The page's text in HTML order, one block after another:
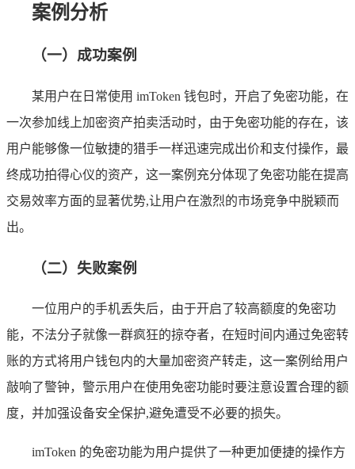
案例分析
（一）成功案例
某用户在日常使用 imToken 钱包时，开启了免密功能，在
一次参加线上加密资产拍卖活动时，由于免密功能的存在，该
用户能够像一位敏捷的猎手一样迅速完成出价和支付操作，最
终成功拍得心仪的资产，这一案例充分体现了免密功能在提高
交易效率方面的显著优势,让用户在激烈的市场竞争中脱颖而
出。
（二）失败案例
一位用户的手机丢失后，由于开启了较高额度的免密功
能，不法分子就像一群疯狂的掠夺者，在短时间内通过免密转
账的方式将用户钱包内的大量加密资产转走，这一案例给用户
敲响了警钟，警示用户在使用免密功能时要注意设置合理的额
度，并加强设备安全保护,避免遭受不必要的损失。
imToken 的免密功能为用户提供了一种更加便捷的操作方